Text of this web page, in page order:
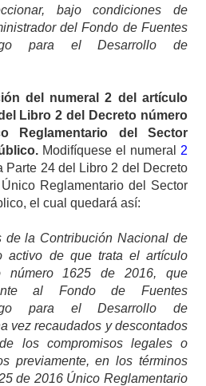
bajo condiciones de
del Fondo de Fuentes
para el Desarrollo de
del numeral 2 del artículo
Libro 2 del Decreto número
Reglamentario del Sector
Modifíquese el numeral 2
Parte 24 del Libro 2 del Decreto
Reglamentario del Sector
el cual quedará así:
de la Contribución Nacional de
activo de que trata el artículo
número 1625 de 2016, que
al Fondo de Fuentes
para el Desarrollo de
vez recaudados y descontados
los compromisos legales o
previamente, en los términos
de 2016 Único Reglamentario